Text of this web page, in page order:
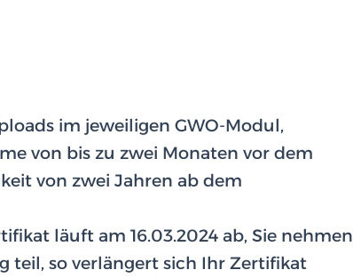
im jeweiligen GWO-Modul,
von bis zu zwei Monaten vor dem
von zwei Jahren ab dem
läuft am 16.03.2024 ab, Sie nehmen
teil, so verlängert sich Ihr Zertifikat